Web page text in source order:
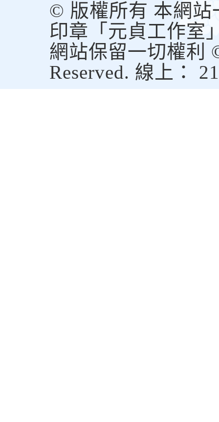
© 版權所有 本網站
印章「元貞工作室
網站保留一切權利
Reserved. 線上： 21